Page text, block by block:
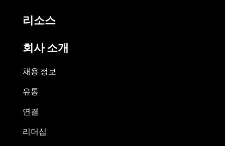
리소스
회사 소개
채용 정보
유통
연결
리더십